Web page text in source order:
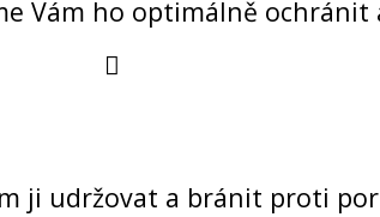
Vám ho optimálně ochránit
ji udržovat a bránit proti